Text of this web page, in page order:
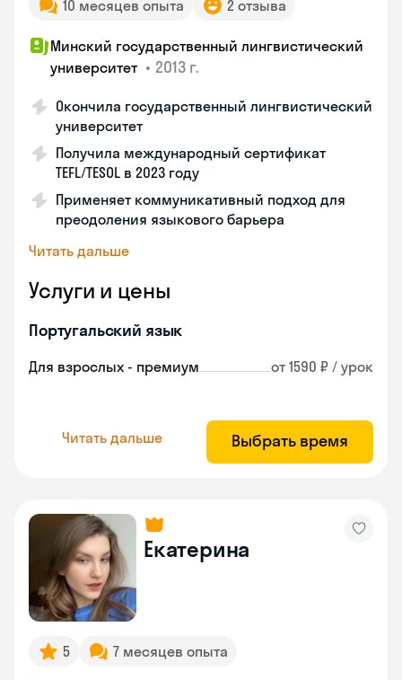
10 месяцев опыта 2 отзыва
Минский государственный лингвистический
университет • 2013 г.
Окончила государственный лингвистический
университет
Получила международный сертификат
TEFL/TESOL в 2023 году
Применяет коммуникативный подход для
преодоления языкового барьера
Читать дальше
Услуги и цены
Португальский язык
Для взрослых - премиум от 1590 ₽ / урок
Читать дальше Выбрать время
Екатерина
5 7 месяцев опыта